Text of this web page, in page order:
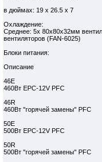
в дюймах: 19 x 26.5 x 7
Охлаждение:
Среднее: 5х 80х80х32мм
вентиляторов (FAN-6025)
Блоки питания:
Описание
46E
460Вт EPC-12V PFC
46R
460Вт "горячей замены" PFC
50E
500Вт EPC-12V PFC
50R
500Вт "горячей замены" PFC